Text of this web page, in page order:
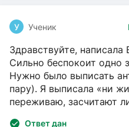
У Ученик
Здравствуйте,
Сильно беспокоит одно
Нужно было выписать
пару). Я выписала «ни
переживаю, засчитают
Ответ дан